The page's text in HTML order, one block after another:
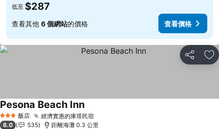
低至 $287
查看其他 6 個網站的價格 查看價格
分享 加
3 星級 飯店 經濟實惠的庫塔民宿查看價格
Pesona Beach Inn查看價格
6.0 535 距離海灘 0.3 公里